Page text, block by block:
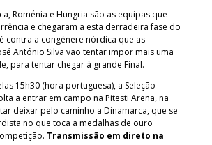
Roménia e Hungria são as equipas que
e chegaram a esta derradeira fase do
contra a congénere nórdica que as
António Silva vão tentar impor mais uma
para tentar chegar à grande Final.
15h30 (hora portuguesa), a Seleção
a entrar em campo na Pitesti Arena, na
deixar pelo caminho a Dinamarca, que se
no que toca a medalhas de ouro
Transmissão em direto na